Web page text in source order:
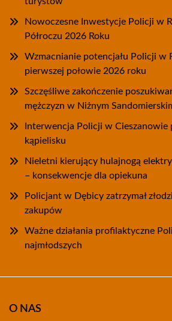
Nowoczesne Inwestycje Policji w
Półroczu 2026 Roku
Wzmacnianie potencjału Policji w
pierwszej połowie 2026 roku
Szczęśliwe zakończenie
mężczyzn w Niżnym
Interwencja Policji w Cieszanowie
kąpielisku
Nieletni kierujący hulajnogą
– konsekwencje dla opiekuna
Policjant w Dębicy zatrzymał
zakupów
Ważne działania profilaktyczne
najmłodszych
O NAS